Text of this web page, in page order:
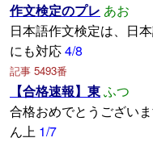
作文検定のプレ あお
日本語作文検定は、日
にも対応4/8
記事 5493番
【合格速報】東ふつ
合格おめでとうござい
ん上 1/7